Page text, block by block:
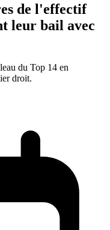
de l'effectif
leur bail avec
du Top 14 en
droit.